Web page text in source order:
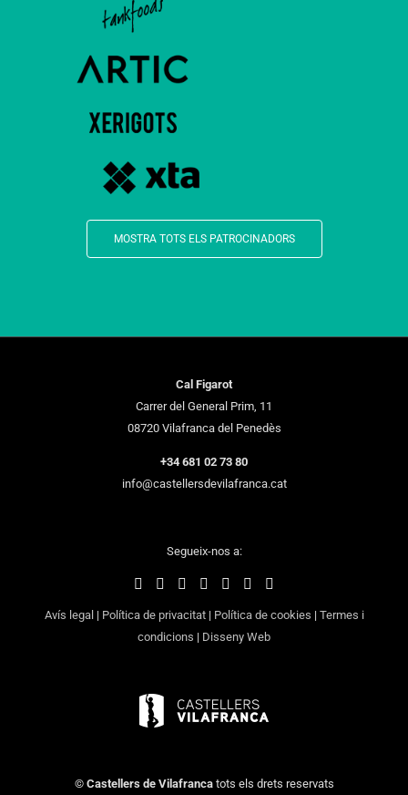
MOSTRA TOTS ELS PATROCINADORS
Cal Figarot
Carrer del General Prim, 11
08720 Vilafranca del Penedès
+34 681 02 73 80
info@castellersdevilafranca.cat
Segueix-nos a:
Avís legal| Política de privacitat| Política de cookies | Termes i
condicions | Disseny Web
© Castellers de Vilafrancatots els drets reservats